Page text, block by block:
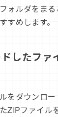
ォルダをま
すめします。
したファ
をダウンロー
ZIPファイル